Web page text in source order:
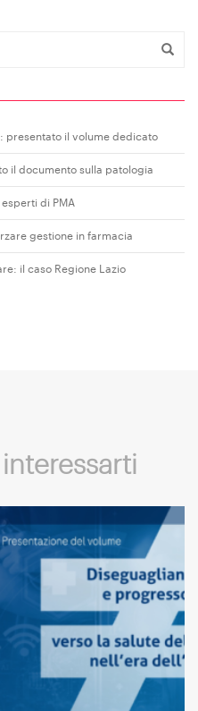
presentato il volume dedicato
il documento sulla patologia
di PMA
gestione in farmacia
il caso Regione Lazio